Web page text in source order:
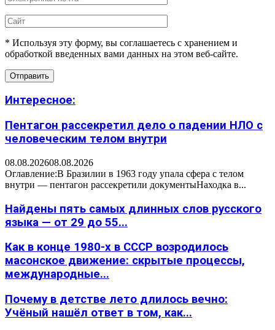
* Используя эту форму, вы соглашаетесь с хранением и
обработкой введенных вами данных на этом веб-сайте.
Интересное:
Пентагон рассекретил дело о падении НЛО с
человеческим телом внутри
08.08.202608.08.2026
Оглавление:В Бразилии в 1963 году упала сфера с телом
внутри — пентагон рассекретили документыНаходка в...
Найдены пять самых длинных слов русского
языка — от 29 до 55...
Как в конце 1980-х в СССР возродилось
масонское движение: скрытые процессы,
международные...
Почему в детстве лето длилось вечно:
Учёный нашёл ответ в том, как...